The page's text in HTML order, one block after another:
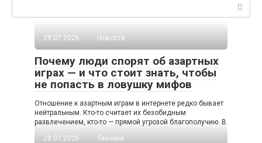
29.07.2026 Новости
Почему люди спорят об азартных
играх — и что стоит знать, чтобы
не попасть в ловушку мифов
Отношение к азартным играм в интернете редко бывает
нейтральным. Кто-то считает их безобидным
развлечением, кто-то — прямой угрозой благополучию. В
28.07.2026
Техника